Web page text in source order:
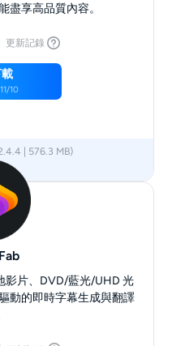
盡享高品質內容。
更新記錄
10
| 576.3 MB)
影片、DVD/藍光/UHD 光
動的即時字幕生成與翻譯